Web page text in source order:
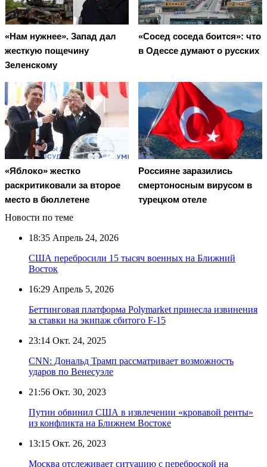
«Нам нужнее». Запад дал
жесткую пощечину
Зеленскому
«Сосед соседа боится»: что
в Одессе думают о русских
«Яблоко» жестко
раскритиковали за второе
место в бюллетене
Россияне заразились
смертоносным вирусом в
турецком отеле
Новости по теме
18:35 Апрель 24, 2026
США перебросили 15 тысяч военных на Ближний
Восток
16:29 Апрель 5, 2026
Беттинговая платформа Polymarket принесла извинения
за ставки на экипаж сбитого F-15
23:14 Окт. 24, 2025
CNN: Дональд Трамп рассматривает возможность
ударов по Венесуэле
21:56 Окт. 30, 2023
Путин обвинил США в извлечении «кровавой ренты»
из конфликта на Ближнем Востоке
13:15 Окт. 26, 2023
Москва отслеживает ситуацию с переброской на